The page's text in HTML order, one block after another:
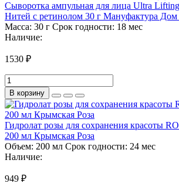
Сыворотка ампульная для лица Ultra
Нитей с ретинолом 30 г Мануфактура
Масса: 30 г Срок годности: 18 мес
Наличие:
1530 ₽
В корзину
Гидролат розы для сохранения красоты
200 мл Крымская Роза
Объем: 200 мл Срок годности: 24 мес
Наличие:
949 ₽